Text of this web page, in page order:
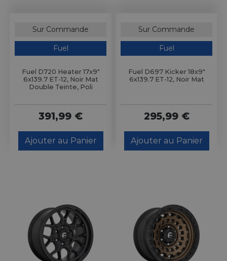
Sur Commande
Fuel
Fuel D720 Heater 17x9"
6x139.7 ET-12, Noir Mat
Double Teinte, Poli
391,99 €
Ajouter au Panier
Sur Commande
Fuel
Fuel D697 Kicker 18x9"
6x139.7 ET-12, Noir Mat
295,99 €
Ajouter au Panier